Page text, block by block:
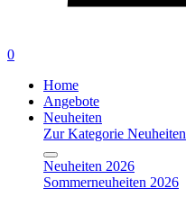
0
Home
Angebote
Neuheiten
Zur Kategorie Neuheiten
Neuheiten 2026
Sommerneuheiten 2026